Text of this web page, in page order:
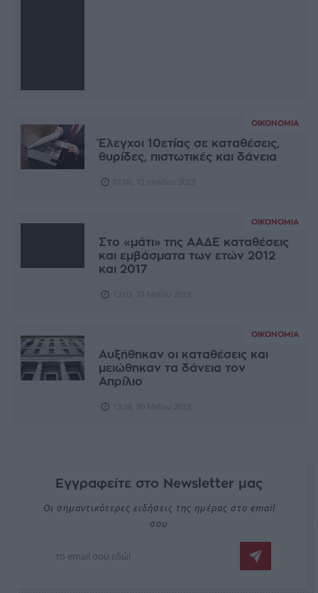
ΟΙΚΟΝΟΜΊΑ
Έλεγχοι 10ετίας σε καταθέσεις,
θυρίδες, πιστωτικές και δάνεια
ΟΙΚΟΝΟΜΊΑ
Στο «μάτι» της ΑΑΔΕ καταθέσεις
και εμβάσματα των ετών 2012
και 2017
ΟΙΚΟΝΟΜΊΑ
Αυξήθηκαν οι καταθέσεις και
μειώθηκαν τα δάνεια τον
Απρίλιο
Εγγραφείτε στο Newsletter μας
Οι σημαντικότερες ειδήσεις της ημέρας στο email
σου